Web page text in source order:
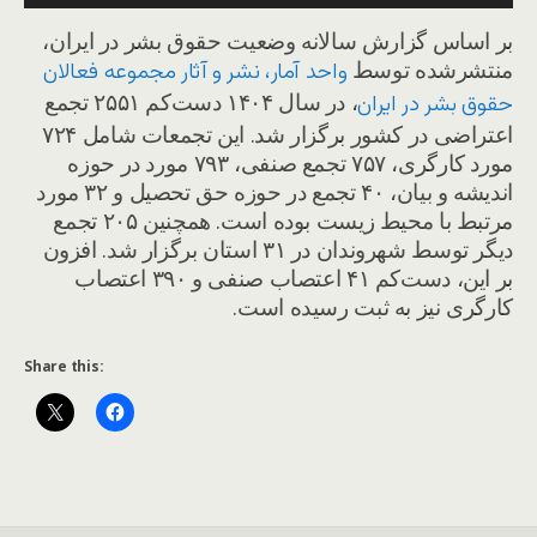
بر اساس گزارش سالانه وضعیت حقوق بشر در ایران،
منتشرشده توسط واحد آمار، نشر و آثار مجموعه فعالان
حقوق بشر در ایران
، در سال ۱۴۰۴ دست‌کم ۲۵۵۱ تجمع
اعتراضی در کشور برگزار شد. این تجمعات شامل ۷۲۴
مورد کارگری، ۷۵۷ تجمع صنفی، ۷۹۳ مورد در حوزه
اندیشه و بیان، ۴۰ تجمع در حوزه حق تحصیل و ۳۲ مورد
مرتبط با محیط زیست بوده است. همچنین ۲۰۵ تجمع
دیگر توسط شهروندان در ۳۱ استان برگزار شد. افزون
بر این، دست‌کم ۴۱ اعتصاب صنفی و ۳۹۰ اعتصاب
کارگری نیز به ثبت رسیده است.
Share this: